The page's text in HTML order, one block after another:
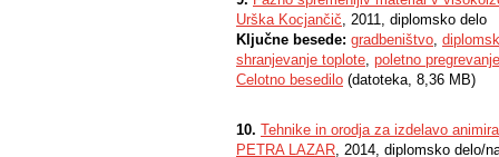
Urška Kocjančič, 2011, diplomsko delo
Ključne besede: gradbeništvo,
shranjevanje toplote, poletno
Celotno besedilo (datoteka, 8,36 MB)
10. Tehnike in orodja za izdelavo
PETRA LAZAR, 2014, diplomsko delo/